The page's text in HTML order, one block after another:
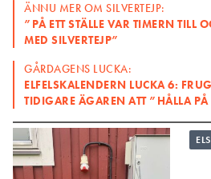
ÄNNU MER OM SILVERTEJP:
”PÅ ETT STÄLLE VAR TIMERN TILL
MED SILVERTEJP”
GÅRDAGENS LUCKA:
ELFELSKALENDERN LUCKA 6:
TIDIGARE ÄGAREN ATT ”HÅLLA PÅ